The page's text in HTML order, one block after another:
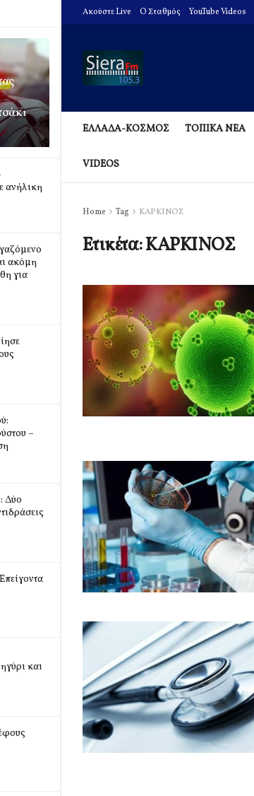
ανήλικη
ακόμη
για
–
Δύο
και
Ακούστε Live O Σταθμός YouTube Videos
ΕΛΛΑΔΑ-ΚΟΣΜΟΣ ΤΟΠΙΚΑ ΝΕΑ
VIDEOS
Home Tag ΚΑΡΚΙΝΟΣ
Ετικέτα:ΚΑΡΚΙΝΟΣ